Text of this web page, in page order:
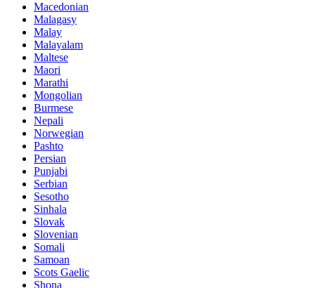
Macedonian
Malagasy
Malay
Malayalam
Maltese
Maori
Marathi
Mongolian
Burmese
Nepali
Norwegian
Pashto
Persian
Punjabi
Serbian
Sesotho
Sinhala
Slovak
Slovenian
Somali
Samoan
Scots Gaelic
Shona